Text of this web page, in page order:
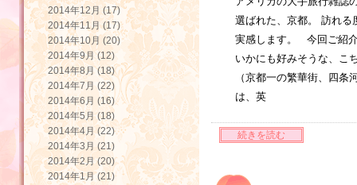
選ばれた、京都。 訪れる
実感します。 今回ご紹
いかにも好みそうな、
（京都一の繁華街、四
は、英
続きを読む
2014年12月 (17)
2014年11月 (17)
2014年10月 (20)
2014年9月 (12)
2014年8月 (18)
2014年7月 (22)
2014年6月 (16)
2014年5月 (18)
2014年4月 (22)
2014年3月 (21)
2014年2月 (20)
2014年1月 (21)